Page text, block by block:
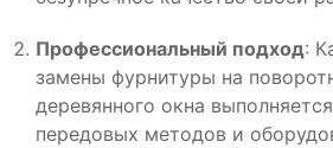
Профессиональный подход:
замены фурнитуры на
деревянного окна
передовых методов и